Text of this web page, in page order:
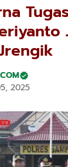
2025